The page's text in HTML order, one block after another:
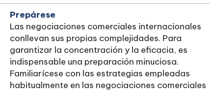
Prepárese
Las negociaciones comerciales internacionales
conllevan sus propias complejidades. Para
garantizar la concentración y la eficacia, es
indispensable una preparación minuciosa.
Familiarícese con las estrategias empleadas
habitualmente en las negociaciones comerciales